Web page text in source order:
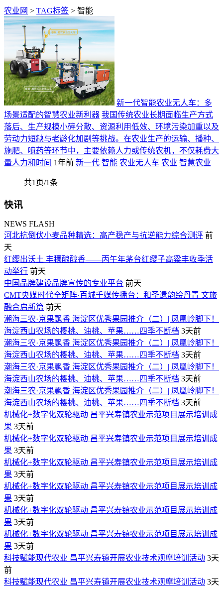
农业网 > TAG标签 > 智能
新一代智能农业无人车：多
场景适配的智慧农业新利器 我国传统农业长期面临生产方式
落后、生产规模小碎分散、资源利用低效、环境污染加重以及
劳动力短缺与老龄化加剧等挑战。在农业生产的运输、播种、
施肥、喷药等环节中，主要依赖人力或传统农机，不仅耗费大
量人力和时间 1年前 新一代 智能 农业无人车 农业 智慧农业
共1页/1条
快讯
NEWS FLASH
​河北抗倒伏小麦品种精选：高产稳产与抗逆能力综合测评 前
天
红缨出沃土 丰穰酿醇香——丙午年茅台红缨子高粱丰收季活
动举行 前天
中国品牌建设品牌宣传的专业平台 前天
CMT央媒时代全矩阵·百城千媒传播台：和圣遗韵绘丹青 文旅
融合启新篇 前天
潮海三农·京果飘香 海淀区优秀果园推介（二）| 凤凰岭脚下！
海淀西山农场的樱桃、油桃、苹果……四季不断档 3天前
潮海三农·京果飘香 海淀区优秀果园推介（二）| 凤凰岭脚下！
海淀西山农场的樱桃、油桃、苹果……四季不断档 3天前
潮海三农·京果飘香 海淀区优秀果园推介（二）| 凤凰岭脚下！
海淀西山农场的樱桃、油桃、苹果……四季不断档 3天前
潮海三农·京果飘香 海淀区优秀果园推介（二）| 凤凰岭脚下！
海淀西山农场的樱桃、油桃、苹果……四季不断档 3天前
机械化+数字化双轮驱动 昌平兴寿镇农业示范项目展示培训成
果 3天前
机械化+数字化双轮驱动 昌平兴寿镇农业示范项目展示培训成
果 3天前
机械化+数字化双轮驱动 昌平兴寿镇农业示范项目展示培训成
果 3天前
机械化+数字化双轮驱动 昌平兴寿镇农业示范项目展示培训成
果 3天前
机械化+数字化双轮驱动 昌平兴寿镇农业示范项目展示培训成
果 3天前
机械化+数字化双轮驱动 昌平兴寿镇农业示范项目展示培训成
果 3天前
​科技赋能现代农业 昌平兴寿镇开展农业技术观摩培训活动 3天
前
​科技赋能现代农业 昌平兴寿镇开展农业技术观摩培训活动 3天